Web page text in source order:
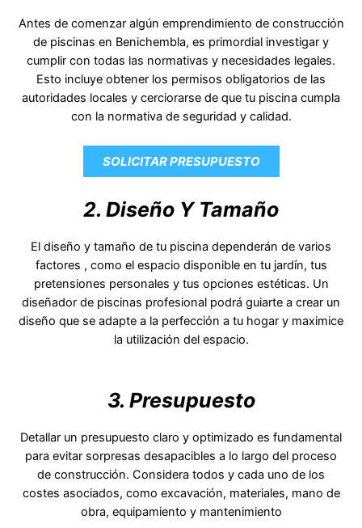
Antes de comenzar algún emprendimiento de construcción
de piscinas en Benichembla, es primordial investigar y
cumplir con todas las normativas y necesidades legales.
Esto incluye obtener los permisos obligatorios de las
autoridades locales y cerciorarse de que tu piscina cumpla
con la normativa de seguridad y calidad.
SOLICITAR PRESUPUESTO
2. Diseño Y Tamaño
El diseño y tamaño de tu piscina dependerán de varios
factores , como el espacio disponible en tu jardín, tus
pretensiones personales y tus opciones estéticas. Un
diseñador de piscinas profesional podrá guiarte a crear un
diseño que se adapte a la perfección a tu hogar y maximice
la utilización del espacio.
3. Presupuesto
Detallar un presupuesto claro y optimizado es fundamental
para evitar sorpresas desapacibles a lo largo del proceso
de construcción. Considera todos y cada uno de los
costes asociados, como excavación, materiales, mano de
obra, equipamiento y mantenimiento